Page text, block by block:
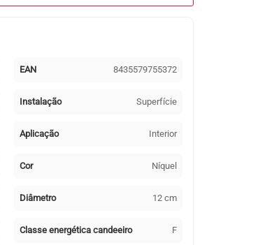
EAN 8435579755372
Instalação Superfície
Aplicação Interior
Cor Níquel
Diâmetro 12 cm
Classe energética candeeiro F